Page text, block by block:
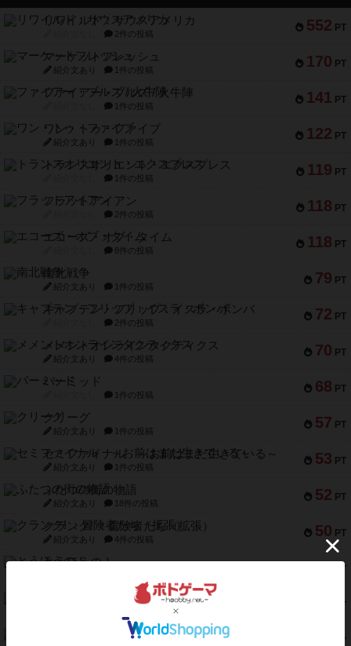
552 PT
リワイルド：サウスアメリカ
2件の投稿
170 PT
マーケットフレッシュ
紹介文あり 1件の投稿
141 PT
ファイアー・ブルズ / 火牛陣
1件の投稿
122 PT
ワン・トゥ・ファイブ
紹介文あり 1件の投稿
119 PT
トランスオリエント・エクスプレス
1件の投稿
118 PT
フラットアイアン
2件の投稿
118 PT
エコーズ・オブ・タイム
8件の投稿
79 PT
南北戦争
紹介文あり 1件の投稿
72 PT
キャプテン・フリップ：イスラ・ボンバ
2件の投稿
70 PT
メメントオンラインタクティクス
紹介文あり 4件の投稿
68 PT
パーミッド
1件の投稿
57 PT
クリーグ
紹介文あり 1件の投稿
53 PT
セミファイナル ～お前はまだ生きている～
紹介文あり 1件の投稿
52 PT
ふたつの街の物語
紹介文あり 18件の投稿
50 PT
クランク! ：冒険者たち（拡張）
紹介文あり 4件の投稿
42 PT
とうほうの！
PT
スターマイン・ラミー ポケット
PT